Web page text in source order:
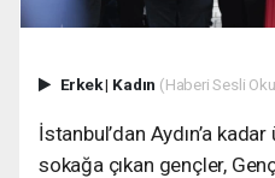
Erkek| Kadın (Haberi Sesli
İstanbul’dan Aydın’a
sokağa çıkan gençler,